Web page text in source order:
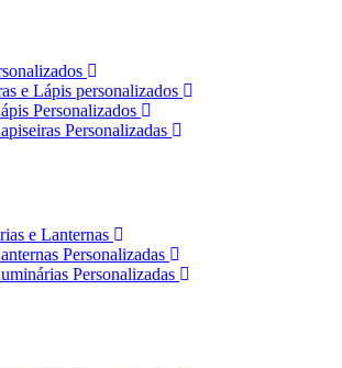
e Lápis personalizados
Personalizados
Personalizadas
e Lanternas
Personalizadas
Personalizadas